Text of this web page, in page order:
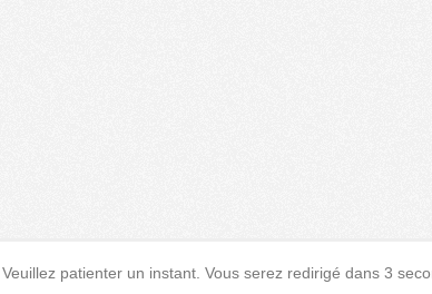
Veuillez patienter un instant. Vous serez redirigé dans 3